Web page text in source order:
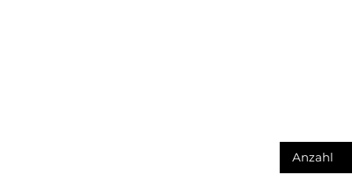
Anzahl